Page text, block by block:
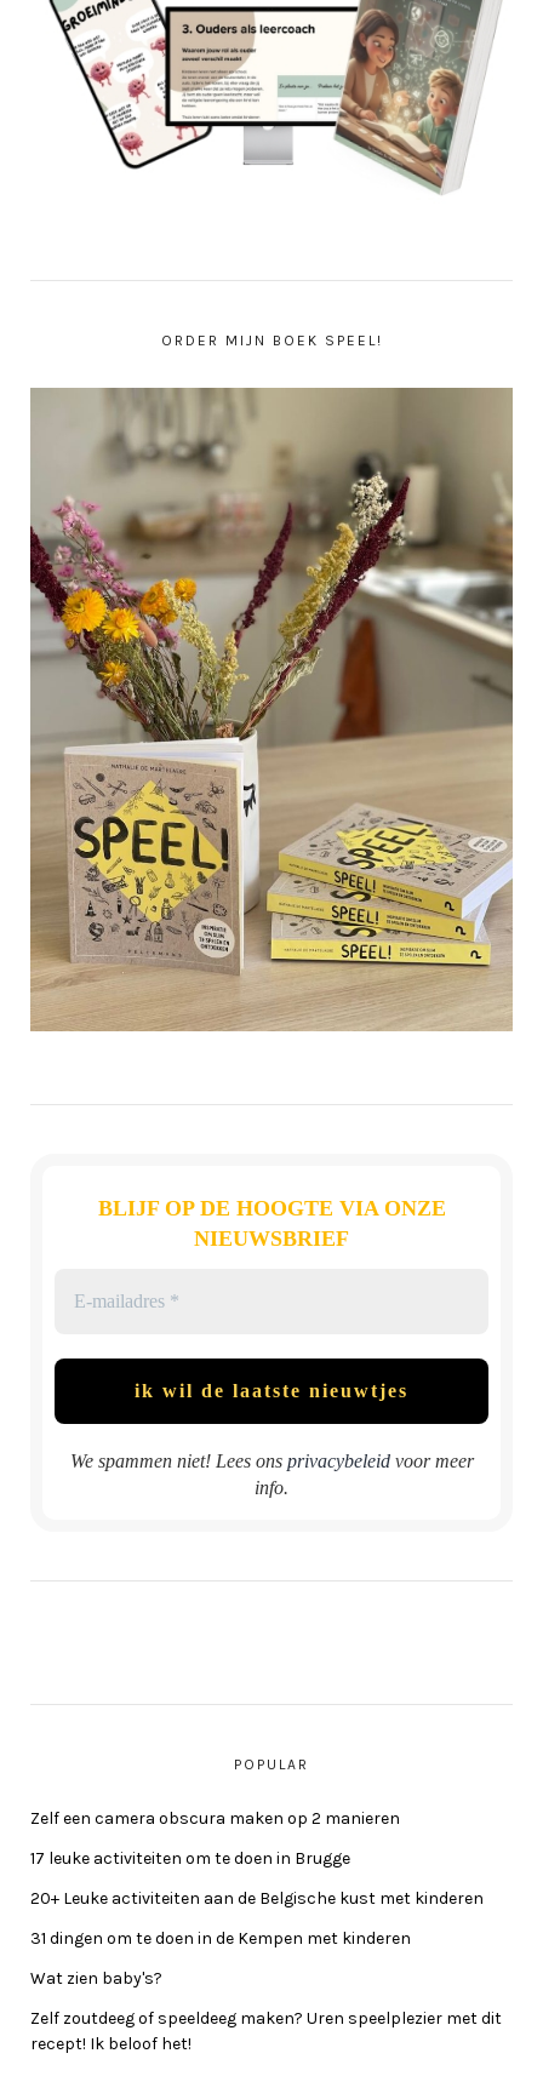
ORDER MIJN BOEK SPEEL!
BLIJF OP DE HOOGTE VIA ONZE
NIEUWSBRIEF
We spammen niet! Lees ons privacybeleidvoor meer
info.
POPULAR
Zelf een camera obscura maken op 2 manieren
17 leuke activiteiten om te doen in Brugge
20+ Leuke activiteiten aan de Belgische kust met kinderen
31 dingen om te doen in de Kempen met kinderen
Wat zien baby's?
Zelf zoutdeeg of speeldeeg maken? Uren speelplezier met dit
recept! Ik beloof het!